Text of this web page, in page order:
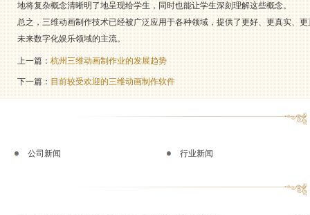
地将复杂概念清晰明了地呈现给学生，同时也能让学生深刻理解这些概念。
总之，三维动画制作技术已经被广泛应用于各种领域，提供了更好、更真实、
未来数字化娱乐领域的主流。
上一篇：杭州三维动画制作业的发展趋势
下一篇：目前较受欢迎的三维动画制作软件
公司新闻 行业新闻